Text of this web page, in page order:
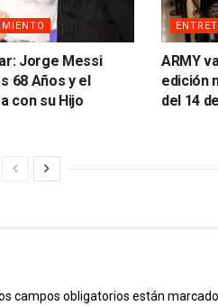
Jorge Messi
68 Años y el
con su Hijo
ARMY
edición
del 14
campos obligatorios están